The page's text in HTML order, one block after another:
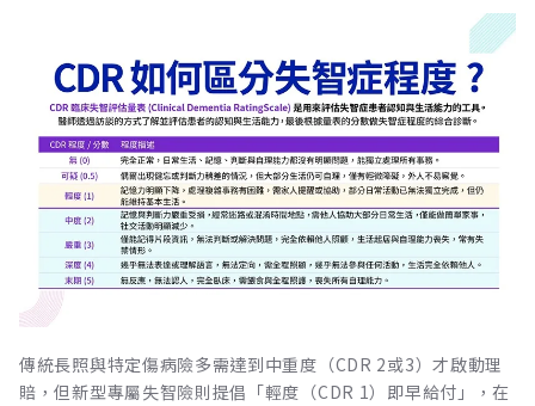
傳統長照與特定傷病險多需達到中重度（CDR 2或3）才啟動理
賠，但新型專屬失智險則提倡「輕度（CDR 1）即早給付」，在